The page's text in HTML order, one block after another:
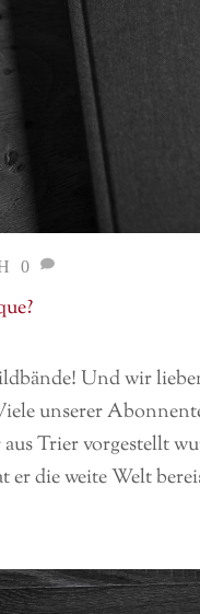
0
Und wir
unserer
Trier vorgestellt
er die weite Welt